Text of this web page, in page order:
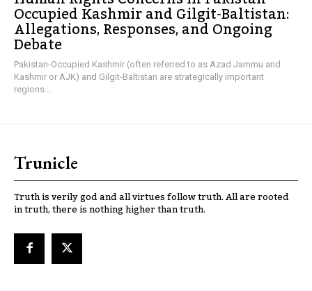
Occupied Kashmir and Gilgit-Baltistan:
Allegations, Responses, and Ongoing
Debate
Pakistan-Occupied Kashmir (often referred to as Azad Jammu and
Kashmir or AJK) and Gilgit-Baltistan are strategically important
regions...
Trunicle
Truth is verily god and all virtues follow truth. All are rooted
in truth, there is nothing higher than truth.